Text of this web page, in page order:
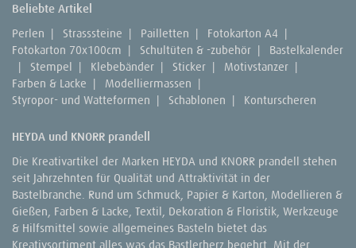
Beliebte Artikel
Perlen | Strasssteine | Pailletten | Fotokarton A4 |
Fotokarton 70x100cm | Schultüten & -zubehör |
Bastelkalender
|
Stempel | Klebebänder | Sticker | Motivstanzer |
Farben & Lacke | Modelliermassen |
Styropor- und Watteformen | Schablonen | Konturscheren
HEYDA und KNORR prandell
Die Kreativartikel der Marken HEYDA und KNORR prandell stehen
seit Jahrzehnten für Qualität und Attraktivität in der
Bastelbranche. Rund um Schmuck, Papier & Karton, Modellieren &
Gießen, Farben & Lacke, Textil, Dekoration & Floristik, Werkzeuge
& Hilfsmittel sowie allgemeines Basteln bietet das
Kreativsortiment alles was das Bastlerherz begehrt. Mit der